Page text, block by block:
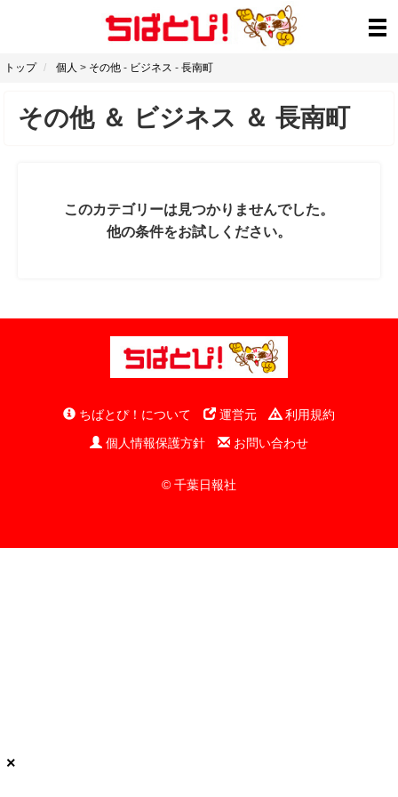
トップ 個人 > その他 - ビジネス - 長南町
その他＆ ビジネス ＆ 長南町
このカテゴリーは見つかりませんでした。
他の条件をお試しください。
ちばとぴ！について 運営元
利用規約
個人情報保護方針
お問い合わせ
© 千葉日報社
×